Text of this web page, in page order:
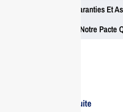
Garanties Et
Notre Pacte
Livraison gratuite​